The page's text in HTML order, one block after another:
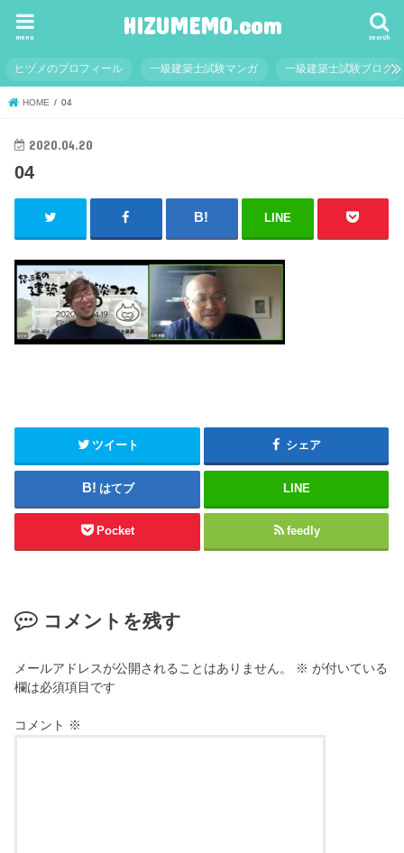
HIZUMEMO.com search
menu
ヒヅメのプロフィール 一級建築士試験マンガ 一級建築士試験ブログ
HOME 04
2020.04.20
04
LINE
ツイート シェア
はてブ LINE
Pocket feedly
コメントを残す
メールアドレスが公開されることはありません。 ※ が付いている
欄は必須項目です
コメント ※